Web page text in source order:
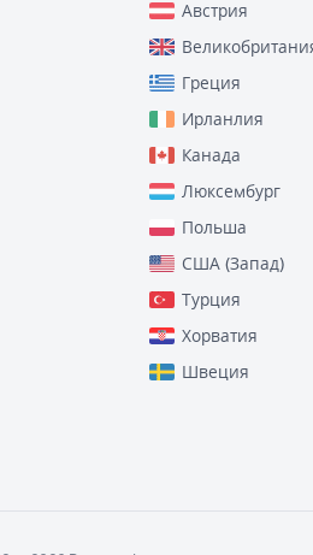
Австрия
Греция
Ирланлия
Канада
Люксембург
Польша
США (Запад)
Турция
Хорватия
Швеция